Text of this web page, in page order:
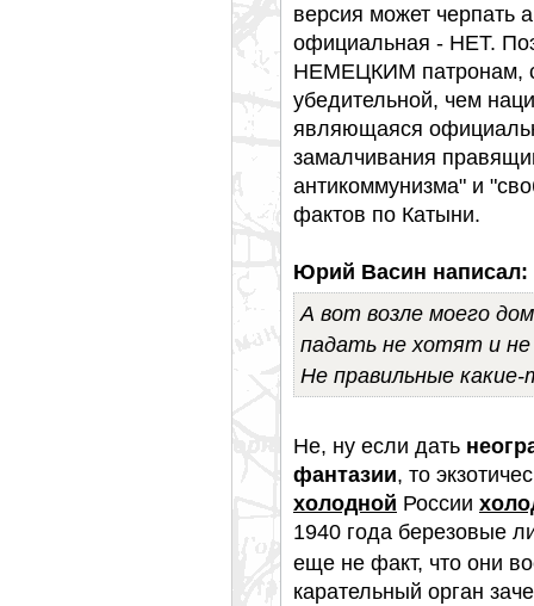
версия может черпать
официальная - НЕТ.
НЕМЕЦКИМ патронам,
убедительной, чем
являющаяся
замалчивания
антикоммунизма" и
фактов по Катыни.
Юрий Васин написал:
А вот возле моего
падать не хотят и
Не правильные
Не, ну если дать
фантазии, то
холодной России
1940 года березовые
еще не факт, что они
карательный орган